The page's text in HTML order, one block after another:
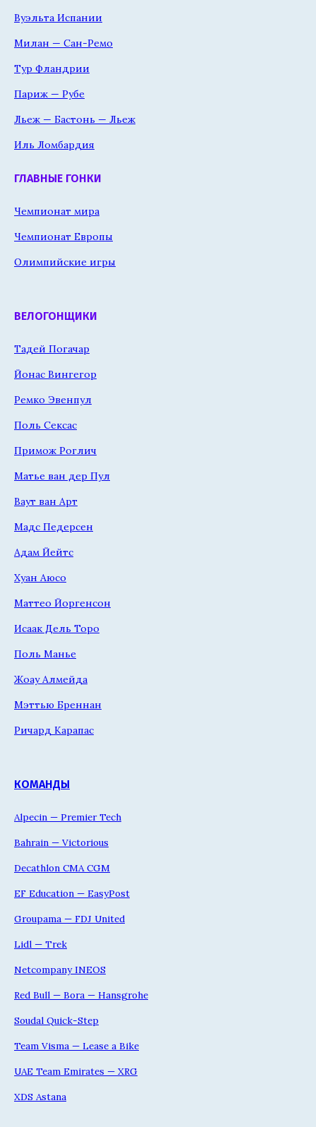
Вуэльта Испании
Милан — Сан-Ремо
Тур Фландрии
Париж — Рубе
Льеж — Бастонь — Льеж
Иль Ломбардия
ГЛАВНЫЕ ГОНКИ
Чемпионат мира
Чемпионат Европы
Олимпийские игры
ВЕЛОГОНЩИКИ
Тадей Погачар
Йонас Вингегор
Ремко Эвенпул
Поль Сексас
Примож Роглич
Матье ван дер Пул
Ваут ван Арт
Мадс Педерсен
Адам Йейтс
Хуан Аюсо
Маттео Йоргенсон
Исаак Дель Торо
Поль Манье
Жоау Алмейда
Мэттью Бреннан
Ричард Карапас
КОМАНДЫ
Alpecin — Premier Tech
Bahrain — Victorious
Decathlon CMA CGM
EF Education — EasyPost
Groupama — FDJ United
Lidl — Trek
Netcompany INEOS
Red Bull — Bora — Hansgrohe
Soudal Quick-Step
Team Visma — Lease a Bike
UAE Team Emirates — XRG
XDS Astana